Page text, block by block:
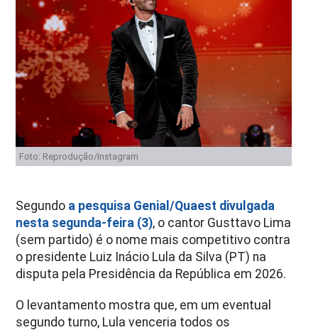
Foto: Reprodução/Instagram
Segundo a pesquisa Genial/Quaest divulgada
nesta segunda-feira (3), o cantor Gusttavo Lima
(sem partido) é o nome mais competitivo contra
o presidente Luiz Inácio Lula da Silva (PT) na
disputa pela Presidência da República em 2026.
O levantamento mostra que, em um eventual
segundo turno, Lula venceria todos os